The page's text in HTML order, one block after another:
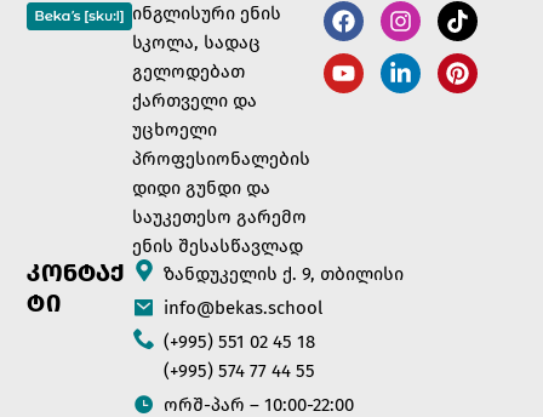
ინგლისური ენის
სკოლა, სადაც
გელოდებათ
ქართველი და
უცხოელი
პროფესიონალების
დიდი გუნდი და
საუკეთესო გარემო
ენის შესასწავლად
ᲙᲝᲜᲢᲐᲥ
ᲢᲘ
ზანდუკელის ქ. 9, თბილისი
info@bekas.school
(+995) 551 02 45 18
(+995) 574 77 44 55
ორშ-პარ – 10:00-22:00